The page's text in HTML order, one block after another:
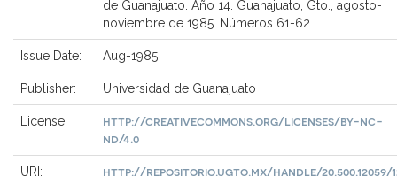
de Guanajuato. Año 14. Guanajuato, Gto., agosto-
noviembre de 1985. Números 61-62.
Issue Date: Aug-1985
Publisher: Universidad de Guanajuato
License:
http://creativecommons.org/licenses/by-nc-
nd/4.0
URI: http://repositorio.ugto.mx/handle/20.500.12059/